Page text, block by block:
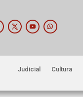
Judicial Cultura